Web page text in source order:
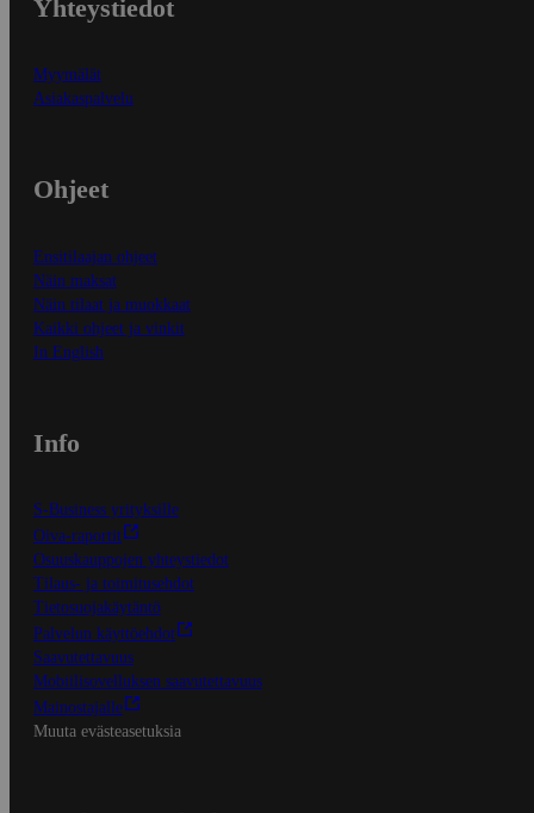
Yhteystiedot
Myymälät
Asiakaspalvelu
Ohjeet
Ensitilaajan ohjeet
Näin maksat
Näin tilaat ja muokkaat
Kaikki ohjeet ja vinkit
In English
Info
S-Business yrityksille
Oiva-raportit
Osuuskauppojen yhteystiedot
Tilaus- ja toimitusehdot
Tietosuojakäytäntö
Palvelun käyttöehdot
Saavutettavuus
Mobiilisovelluksen saavutettavuus
Mainostajalle
Muuta evästeasetuksia